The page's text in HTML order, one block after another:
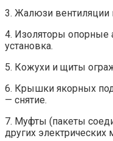
3. Жалюзи вентиляции
4. Изоляторы опорные
установка.
5. Кожухи и щиты
6. Крышки якорных
— снятие.
7. Муфты (пакеты
других